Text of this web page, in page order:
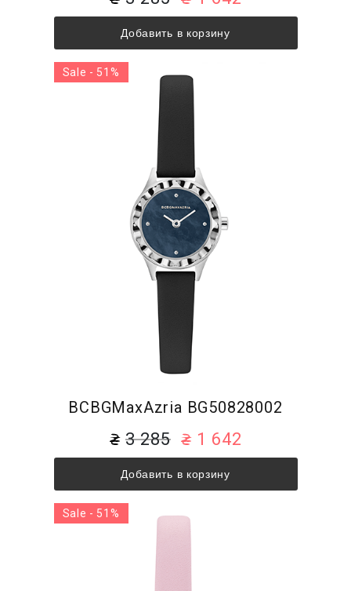
Добавить в корзину
BCBGMaxAzria BG50828002
3 285 1 642
Добавить в корзину
Sale - 51%
Sale - 51%